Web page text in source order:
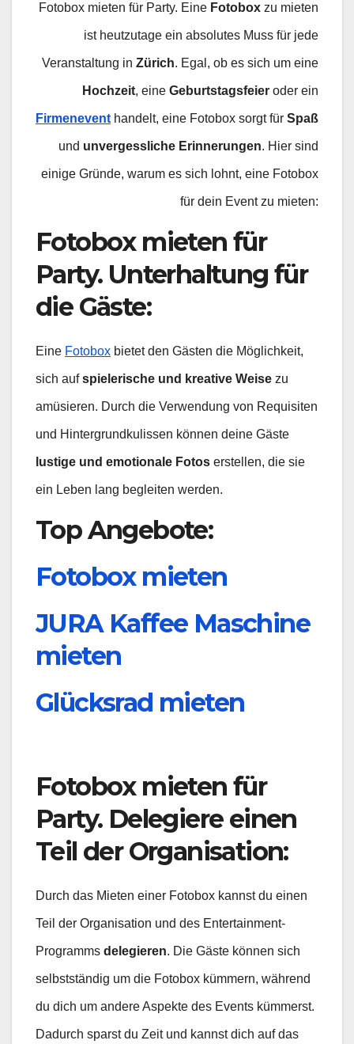
Fotobox mieten für Party. Eine Fotobox zu mieten
ist heutzutage ein absolutes Muss für jede
Veranstaltung in Zürich. Egal, ob es sich um eine
Hochzeit, eine Geburtstagsfeier oder ein
Firmeneventhandelt, eine Fotobox sorgt für Spaß
und unvergessliche Erinnerungen. Hier sind
einige Gründe, warum es sich lohnt, eine Fotobox
für dein Event zu mieten:
Fotobox mieten für
Party. Unterhaltung für
die Gäste:
Eine Fotobox bietet den Gästen die Möglichkeit,
sich aufspielerische und kreative Weise zu
amüsieren. Durch die Verwendung von Requisiten
und Hintergrundkulissen können deine Gäste
lustige und emotionale Fotos erstellen, die sie
ein Leben lang begleiten werden.
Top Angebote:
Fotobox mieten
JURA Kaffee Maschine
mieten
Glücksrad mieten
Fotobox mieten für
Party. Delegiere einen
Teil der Organisation:
Durch das Mieten einer Fotobox kannst du einen
Teil der Organisation und des Entertainment-
Programms delegieren. Die Gäste können sich
selbstständig um die Fotobox kümmern, während
du dich um andere Aspekte des Events kümmerst.
Dadurch sparst du Zeit und kannst dich auf das